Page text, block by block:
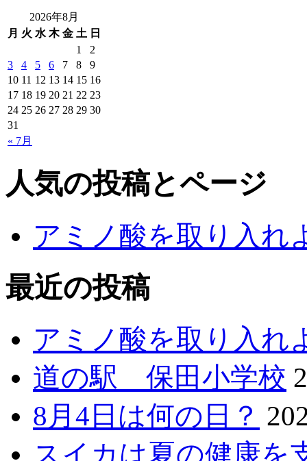
2026年8月
月 火 水 木 金 土 日
« 7月
1
2
3
4 5 6 7 8
9
10 11 12 13 14 15 16
17 18 19 20 21 22 23
24 25 26 27 28 29 30
31
人気の投稿とページ
アミノ酸を取り入れ
最近の投稿
アミノ酸を取り入れ
道の駅 保田小学校
8月4日は何の日？
スイカは夏の健康を